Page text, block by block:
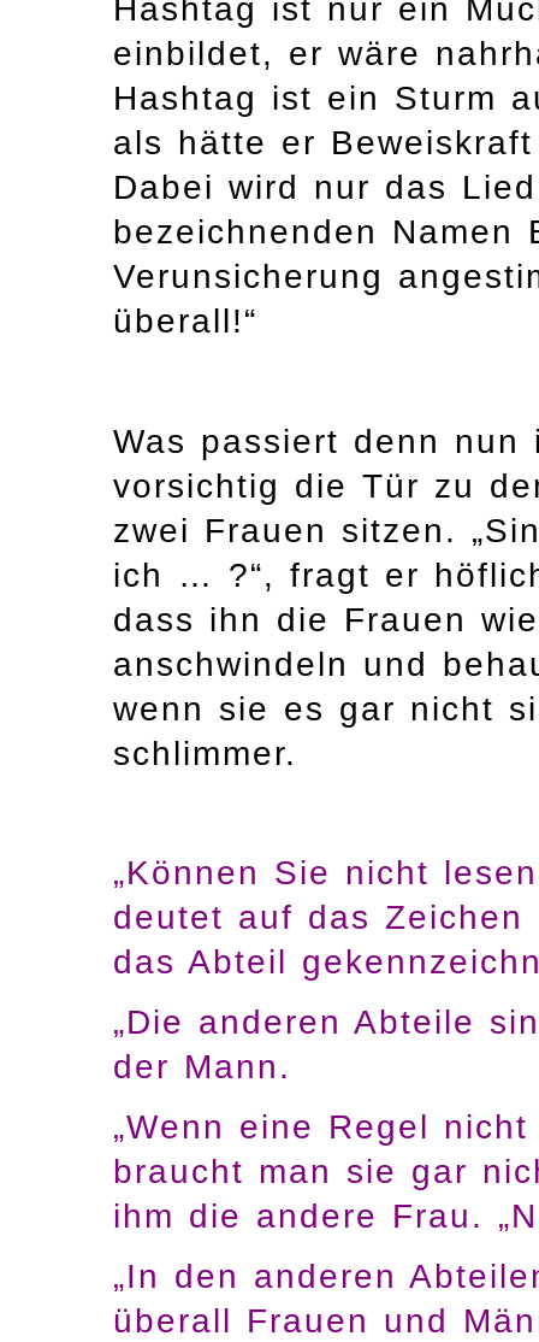
Hashtag ist nur ein
einbildet, er wäre
Hashtag ist ein Sturm
als hätte er
Dabei wird nur das
bezeichnenden Namen
Verunsicherung
überall!“
Was passiert denn nun
vorsichtig die Tür zu
zwei Frauen sitzen.
ich … ?“, fragt er
dass ihn die Frauen
anschwindeln und
wenn sie es gar nicht
schlimmer.
„Können Sie nicht
deutet auf das Zeichen
das Abteil
„Die anderen Abteile
der Mann.
„Wenn eine Regel
braucht man sie gar
ihm die andere Frau.
„In den anderen
überall Frauen und